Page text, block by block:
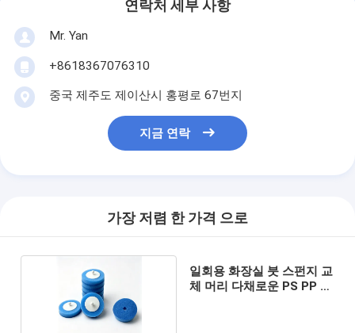
연락처 세부 사항
Mr. Yan
+8618367076310
중국 제주도 제이산시 홍평로 67번지
지금 연락
가장 저렴 한 가격 으로
일회용 화장실 붓 스펀지 교
체 머리 다채로운 PS PP 재